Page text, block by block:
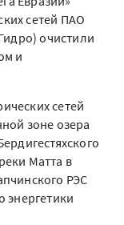
сетей ПАО
очистили
и
сетей
зоне озера
Матта в
РЭС
энергетики